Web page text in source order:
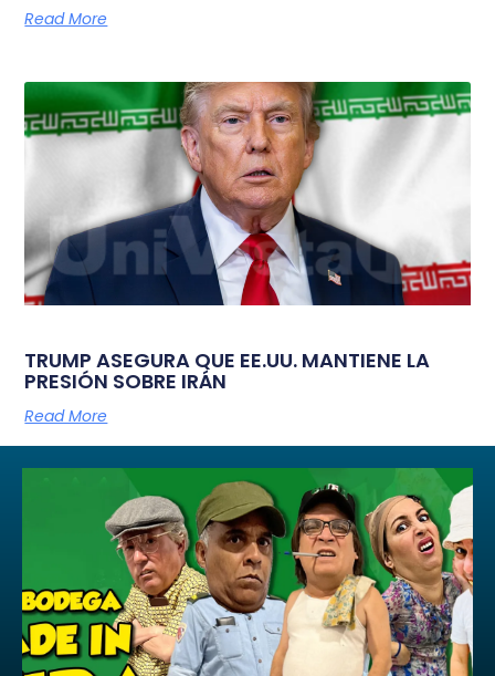
Read More
TRUMP ASEGURA QUE EE.UU. MANTIENE LA
PRESIÓN SOBRE IRÁN
Read More